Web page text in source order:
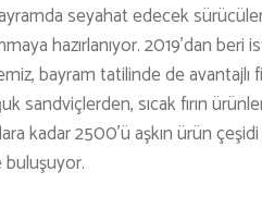
seyahat edecek
hazırlanıyor. 2019’dan
bayram tatilinde de avantajlı
sandviçlerden, sıcak fırın
kadar 2500’ü aşkın ürün